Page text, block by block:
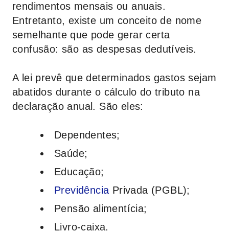
rendimentos mensais ou anuais.
Entretanto, existe um conceito de nome
semelhante que pode gerar certa
confusão: são as despesas dedutíveis.
A lei prevê que determinados gastos sejam
abatidos durante o cálculo do tributo na
declaração anual. São eles:
Dependentes;
Saúde;
Educação;
Previdência Privada (PGBL);
Pensão alimentícia;
Livro-caixa.